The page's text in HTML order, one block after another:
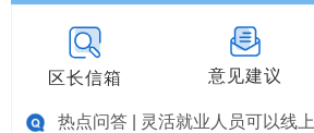
区长信箱 意见建议
热点问答 | 灵活就业人员可以线